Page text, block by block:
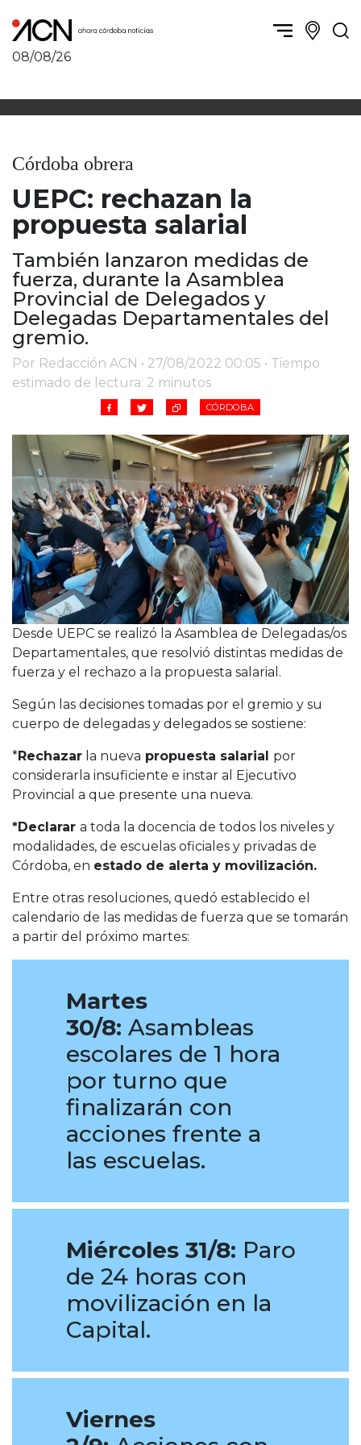
08/08/26
Política y Economía
Córdoba obrera
Córdoba, la Docta
Deportes
Córdoba diverse
Córdoba independiente
Nacionales
Internacionales
Humor
Córdoba, la ciudad
Villa María y zona
San Francisco y zona
Traslasierra
Punilla / Carlos Paz
Alta Gracia
Marcos Juárez
Río Primero
Valle de Calamuchita
Cruz del Eje
Corredor de Ansenuza
La Carlota y zona
Laboulaye y sur
Bell Ville
Río Tercero
Despeñaderos
Córdoba obrera
UEPC: rechazan la
propuesta salarial
También lanzaron medidas de
fuerza, durante la Asamblea
Provincial de Delegados y
Delegadas Departamentales del
gremio.
Por Redacción ACN • 27/08/2022 00:05 • Tiempo
estimado de lectura: 2 minutos
CÓRDOBA
Desde UEPC se realizó la Asamblea de Delegadas/os
Departamentales, que resolvió distintas medidas de
fuerza y el rechazo a la propuesta salarial.
Según las decisiones tomadas por el gremio y su
cuerpo de delegadas y delegados se sostiene:
*Rechazar la nueva propuesta salarial por
considerarla insuficiente e instar al Ejecutivo
Provincial a que presente una nueva.
*Declarar a toda la docencia de todos los niveles y
modalidades, de escuelas oficiales y privadas de
Córdoba, en estado de alerta y movilización.
Entre otras resoluciones, quedó establecido el
calendario de las medidas de fuerza que se tomarán
a partir del próximo martes:
Martes
30/8: Asambleas
escolares de 1 hora
por turno que
finalizarán con
acciones frente a
las escuelas.
Miércoles 31/8: Paro
de 24 horas con
movilización en la
Capital.
Viernes